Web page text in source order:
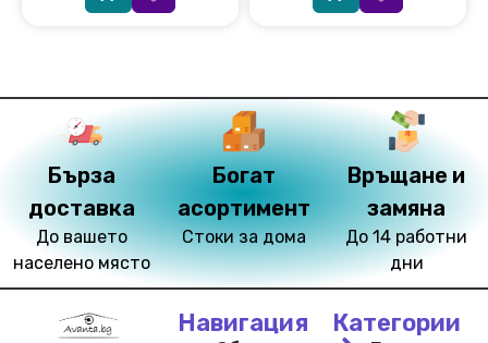
Бърза
доставка
До вашето
населено място
Богат
асортимент
Стоки за дома
Връщане и
замяна
До 14 работни
дни
Навигация Категории